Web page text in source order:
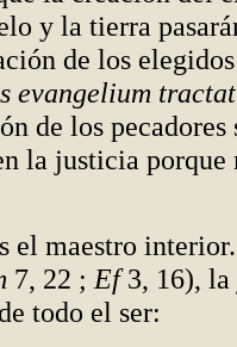
y la tierra
de los elegidos
evangelium
de los pecadores
la justicia
el maestro
7, 22 ; Ef3, 16), la
todo el ser: